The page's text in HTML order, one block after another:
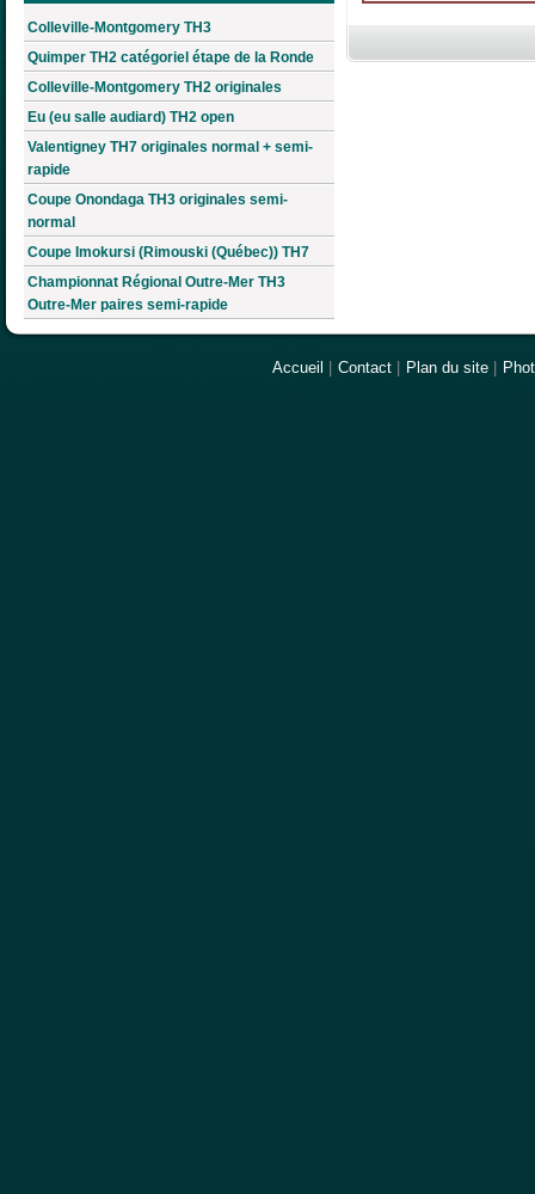
Colleville-Montgomery TH3
Quimper TH2 catégoriel étape de la Ronde
Colleville-Montgomery TH2 originales
Eu (eu salle audiard) TH2 open
Valentigney TH7 originales normal + semi-
rapide
Coupe Onondaga TH3 originales semi-
normal
Coupe Imokursi (Rimouski (Québec)) TH7
Championnat Régional Outre-Mer TH3
Outre-Mer paires semi-rapide
Accueil Contact Plan du site